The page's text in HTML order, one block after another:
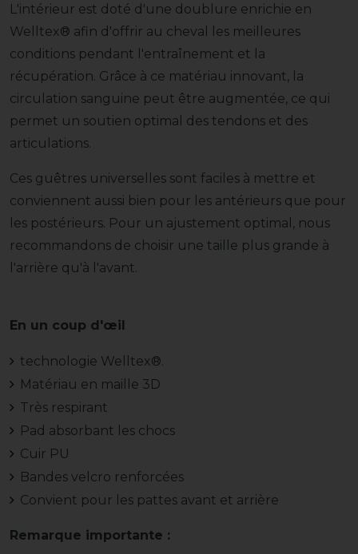
L'intérieur est doté d'une doublure enrichie en
Welltex® afin d'offrir au cheval les meilleures
conditions pendant l'entraînement et la
récupération. Grâce à ce matériau innovant, la
circulation sanguine peut être augmentée, ce qui
permet un soutien optimal des tendons et des
articulations.
Ces guêtres universelles sont faciles à mettre et
conviennent aussi bien pour les antérieurs que pour
les postérieurs. Pour un ajustement optimal, nous
recommandons de choisir une taille plus grande à
l'arrière qu'à l'avant.
En un coup d'œil
technologie Welltex®.
Matériau en maille 3D
Très respirant
Pad absorbant les chocs
Cuir PU
Bandes velcro renforcées
Convient pour les pattes avant et arrière
Remarque importante :